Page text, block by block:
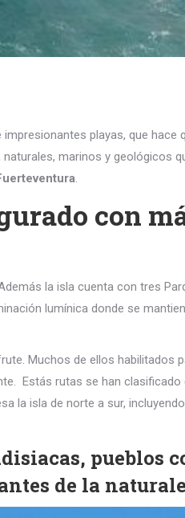
playas, que
marinos y geológicos
.
con
la isla cuenta con tres
lumínica donde se
Muchos de ellos habilitados
Estás rutas se han clasificado
la isla de norte a sur,
pueblos
de la